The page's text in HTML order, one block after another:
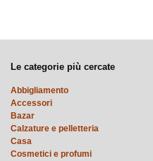
Le categorie più cercate
Abbigliamento
Accessori
Bazar
Calzature e pelletteria
Casa
Cosmetici e profumi